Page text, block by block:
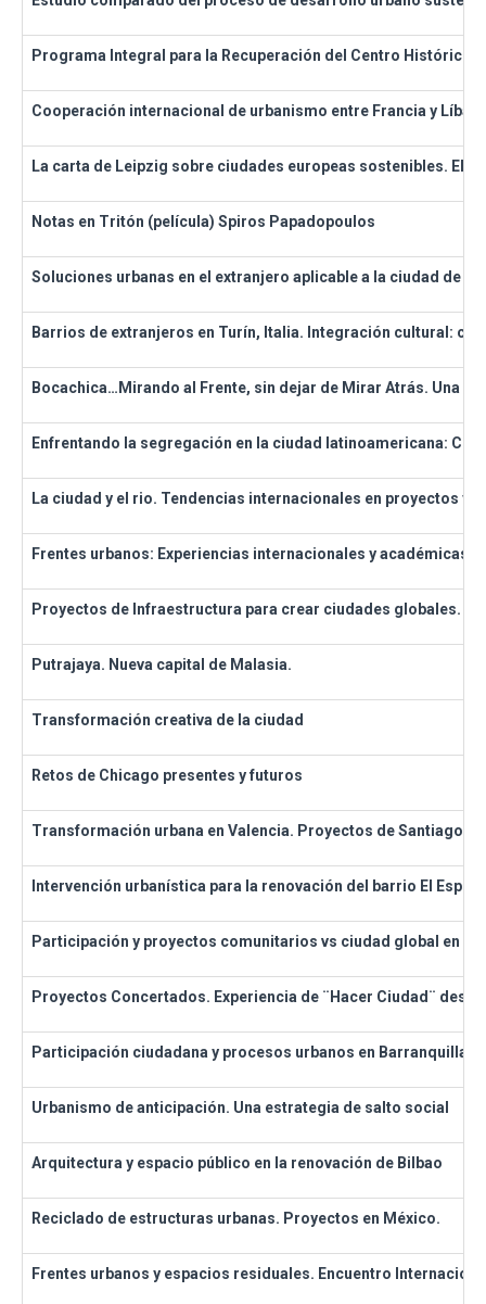
Programa Integral para la Recuperación del Centro Histórico
Cooperación internacional de urbanismo entre Francia y
La carta de Leipzig sobre ciudades europeas sostenibles. El
Notas en Tritón (película) Spiros Papadopoulos
Soluciones urbanas en el extranjero aplicable a la ciudad de
Barrios de extranjeros en Turín, Italia. Integración cultural:
Bocachica…Mirando al Frente, sin dejar de Mirar Atrás. Una
Enfrentando la segregación en la ciudad latinoamericana:
La ciudad y el rio. Tendencias internacionales en proyectos y
Frentes urbanos: Experiencias internacionales y académicas
Proyectos de Infraestructura para crear ciudades globales.
Putrajaya. Nueva capital de Malasia.
Transformación creativa de la ciudad
Retos de Chicago presentes y futuros
Transformación urbana en Valencia. Proyectos de Santiago
Intervención urbanística para la renovación del barrio El
Participación y proyectos comunitarios vs ciudad global en
Proyectos Concertados. Experiencia de ¨Hacer Ciudad¨
Participación ciudadana y procesos urbanos en Barranquilla
Urbanismo de anticipación. Una estrategia de salto social
Arquitectura y espacio público en la renovación de Bilbao
Reciclado de estructuras urbanas. Proyectos en México.
Frentes urbanos y espacios residuales. Encuentro